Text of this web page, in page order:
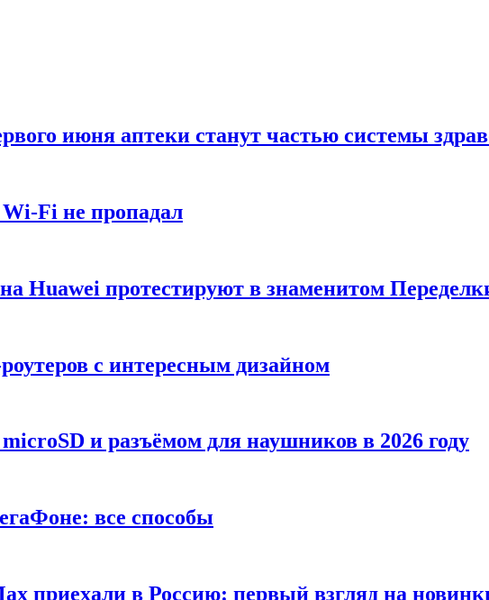
июня аптеки станут частью системы
Fi не пропадал
Huawei протестируют в знаменитом
с интересным дизайном
и разъёмом для наушников в 2026 году
все способы
приехали в Россию: первый взгляд на